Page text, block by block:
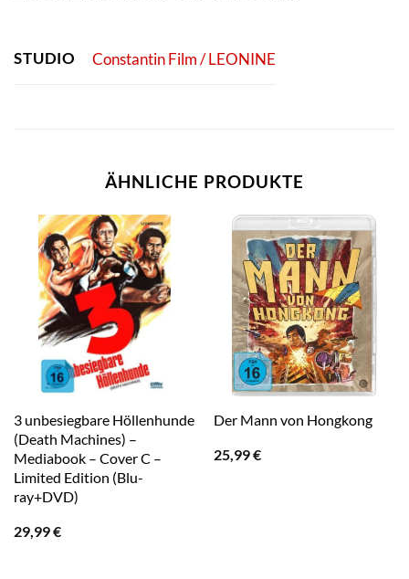
STUDIO Constantin Film / LEONINE
ÄHNLICHE PRODUKTE
3 unbesiegbare Höllenhunde
(Death Machines) –
Mediabook – Cover C –
Limited Edition (Blu-
ray+DVD)
29,99€
Der Mann von Hongkong
25,99€